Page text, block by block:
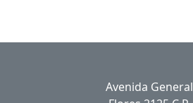
Avenida General